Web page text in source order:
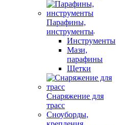
Парафины,
инструменты
Инструменты
Мази,
парафины
Щетки
Снаряжение для
трасс
Сноуборды,